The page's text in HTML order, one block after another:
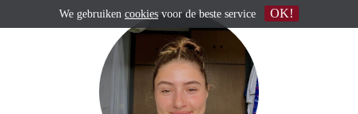
We gebruiken cookies voor de beste service OK!